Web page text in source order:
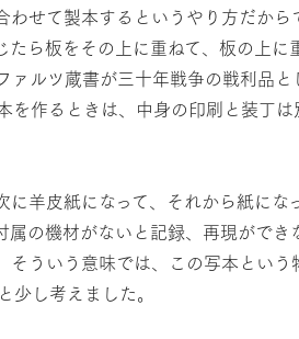
せて製本するというやり方だか
ら板をその上に重ねて、板の上に
ルツ蔵書が三十年戦争の戦利品と
作るときは、中身の印刷と装丁
羊皮紙になって、それから紙にな
の機材がないと記録、再現ができ
ういう意味では、この写本とい
し考えました。